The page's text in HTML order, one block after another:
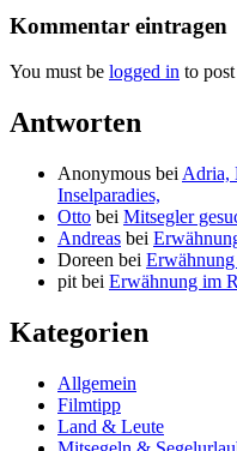
Kommentar eintragen
You must be logged in to
Antworten
Anonymous bei Adria,
Inselparadies,
Otto bei Mitsegler
Andreas bei
Doreen bei
pit bei Erwähnung im
Kategorien
Allgemein
Filmtipp
Land & Leute